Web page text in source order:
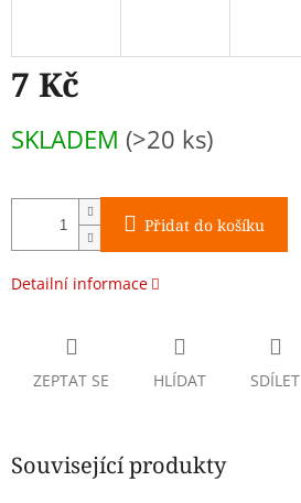
7 Kč
cena:
SKLADEM (>20 ks)
Přidat do košíku
Detailní informace
ZEPTAT SE HLÍDAT SDÍLET
Související produkty